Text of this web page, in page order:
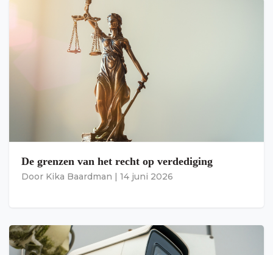
De grenzen van het recht op verdediging
Door Kika Baardman | 14 juni 2026